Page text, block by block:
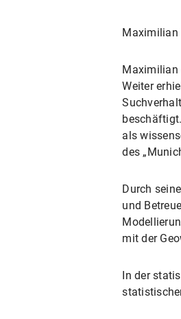
Maximilian
Maximilian
Weiter
als
des
Durch
und
mit der
In der